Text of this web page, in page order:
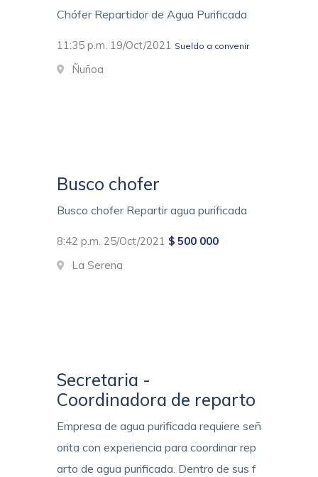
Chófer Repartidor de Agua Purificada
11:35 p.m. 19/Oct/2021 Sueldo a convenir
Ñuñoa
Busco chofer
Busco chofer Repartir agua purificada
8:42 p.m. 25/Oct/2021 $ 500 000
La Serena
Secretaria -
Coordinadora de reparto
Empresa de agua purificada requiere señ
orita con experiencia para coordinar rep
arto de agua purificada. Dentro de sus f